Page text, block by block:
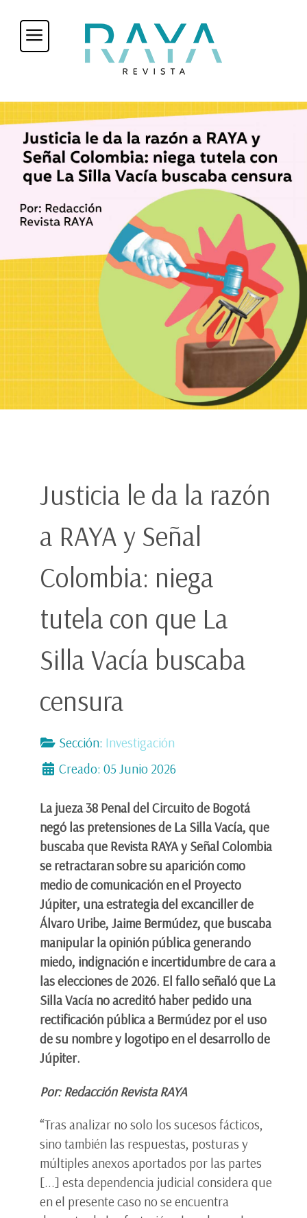
Justicia le da la razón
a RAYA y Señal
Colombia: niega
tutela con que La
Silla Vacía buscaba
censura
Sección: Investigación
Creado: 05 Junio 2026
La jueza 38 Penal del Circuito de Bogotá
negó las pretensiones de La Silla Vacía, que
buscaba que Revista RAYA y Señal Colombia
se retractaran sobre su aparición como
medio de comunicación en el Proyecto
Júpiter, una estrategia del excanciller de
Álvaro Uribe, Jaime Bermúdez, que buscaba
manipular la opinión pública generando
miedo, indignación e incertidumbre de cara a
las elecciones de 2026. El fallo señaló que La
Silla Vacía no acreditó haber pedido una
rectificación pública a Bermúdez por el uso
de su nombre y logotipo en el desarrollo de
Júpiter.
Por: Redacción Revista RAYA
“Tras analizar no solo los sucesos fácticos,
sino también las respuestas, posturas y
múltiples anexos aportados por las partes
[...] esta dependencia judicial considera que
en el presente caso no se encuentra